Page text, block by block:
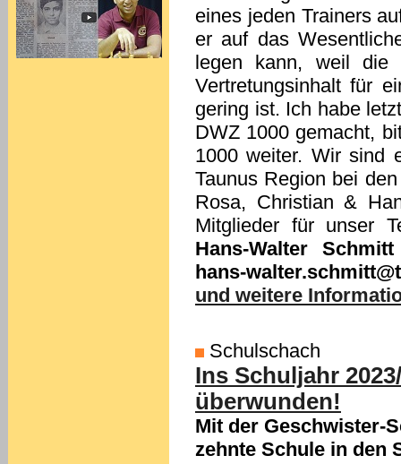
eines jeden Trainers
er auf das
legen kann, weil die
Vertretungsinhalt für
gering ist. Ich habe
DWZ 1000 gemacht,
1000 weiter. Wir sind
Taunus Region bei
Rosa, Christian &
Mitglieder für unser
Hans-Walter
hans-
und weitere
Schulschach
Ins Schuljahr
überwunden!
Mit der Geschwister-
zehnte Schule in den